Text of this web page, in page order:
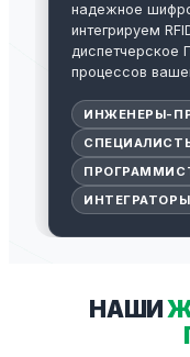
надежное
интегрируем
диспетчерское
процессов
ИНЖЕНЕРЫ-
ИНТЕГРАТОРЫ
НАШИ